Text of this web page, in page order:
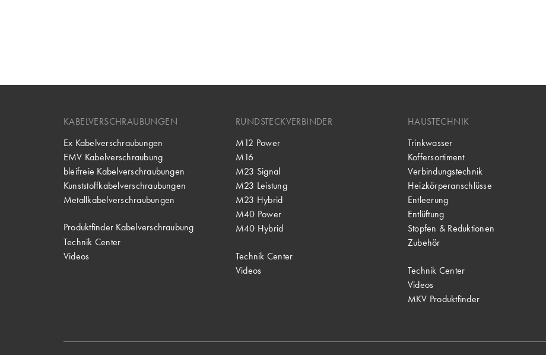
KABELVERSCHRAUBUNGEN
Ex Kabelverschraubungen
EMV Kabelverschraubung
bleifreie Kabelverschraubungen
Kunststoffkabelverschraubungen
Metallkabelverschraubungen
Produktfinder Kabelverschraubung
Technik Center
Videos
RUNDSTECKVERBINDER
M12 Power
M16
M23 Signal
M23 Leistung
M23 Hybrid
M40 Power
M40 Hybrid
Technik Center
Videos
HAUSTECHNIK
Trinkwasser
Koffersortiment
Verbindungstechnik
Heizkörperanschlüsse
Entleerung
Entlüftung
Stopfen & Reduktionen
Zubehör
Technik Center
Videos
MKV Produktfinder